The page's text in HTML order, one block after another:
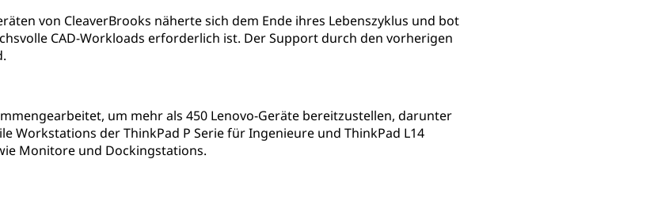
von CleaverBrooks näherte sich dem Ende ihres Lebenszyklus und bot
CAD-Workloads erforderlich ist. Der Support durch den vorherigen
um mehr als 450 Lenovo-Geräte bereitzustellen, darunter
Workstations der ThinkPad P Serie für Ingenieure und ThinkPad L14
Monitore und Dockingstations.